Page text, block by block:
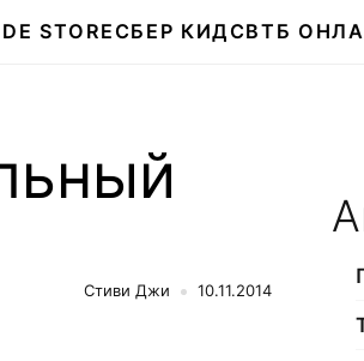
STORE СБЕР КИДСВТБ
Стиви Джи 10.11.2014